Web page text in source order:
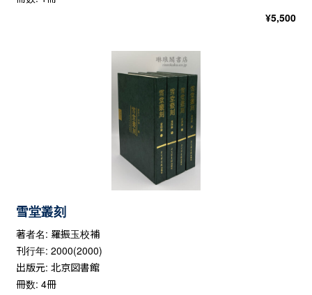
¥5,500
雪堂叢刻
著者名: 羅振玉校補
刊行年: 2000(2000)
出版元: 北京図書館
冊数: 4冊